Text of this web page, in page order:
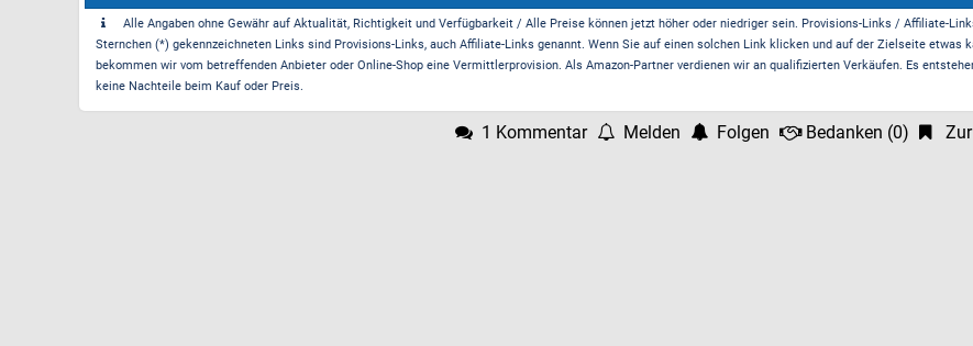
Alle Angaben ohne Gewähr auf Aktualität, Richtigkeit und Verfügbarkeit / Alle Preise können jetzt höher oder niedriger sein. Provisions-Links / Affiliate-
Sternchen (*) gekennzeichneten Links sind Provisions-Links, auch Affiliate-Links genannt. Wenn Sie auf einen solchen Link klicken und auf der Zielseite etwas
bekommen wir vom betreffenden Anbieter oder Online-Shop eine Vermittlerprovision. Als Amazon-Partner verdienen wir an qualifizierten Verkäufen. Es
keine Nachteile beim Kauf oder Preis.
1 Kommentar Melden Folgen Bedanken (0)